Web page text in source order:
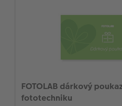
FOTOLAB dárkový
fototechniku